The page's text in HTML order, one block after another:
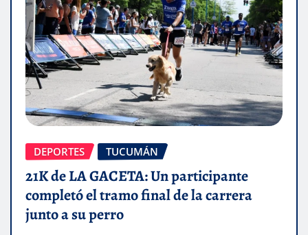
DEPORTES TUCUMÁN
21K de LA GACETA: Un participante
completó el tramo final de la carrera
junto a su perro